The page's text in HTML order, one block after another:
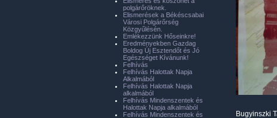
Bugyinszki
polgárőröknek.
Elismerések a Békéscsabai
Városi Polgárőrség
Közgyűlésén.
Emlékezzünk Hőseinkre!
Eredményekben Gazdag
Boldog Új Esztendőt és Jó
Egészséget Kívánunk!
Felhívás
Felhívás Halottak Napja
Alkalmából
Felhívás Halottak Napja
alkalmából
Felhívás Mindenszentek és
Halottak Napja alkalmából
Felhívás Mindenszentek és